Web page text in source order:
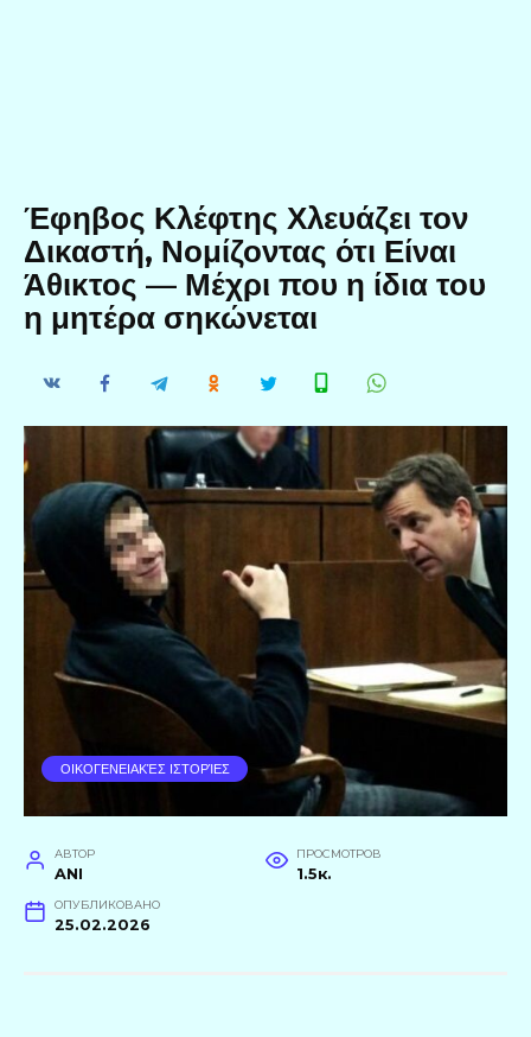
Έφηβος Κλέφτης Χλευάζει τον
Δικαστή, Νομίζοντας ότι Είναι
Άθικτος — Μέχρι που η ίδια του
η μητέρα σηκώνεται
ΟΙΚΟΓΕΝΕΙΑΚΈΣ ΙΣΤΟΡΊΕΣ
АВТОР
ANI
ПРОСМОТРОВ
1.5к.
ОПУБЛИКОВАНО
25.02.2026